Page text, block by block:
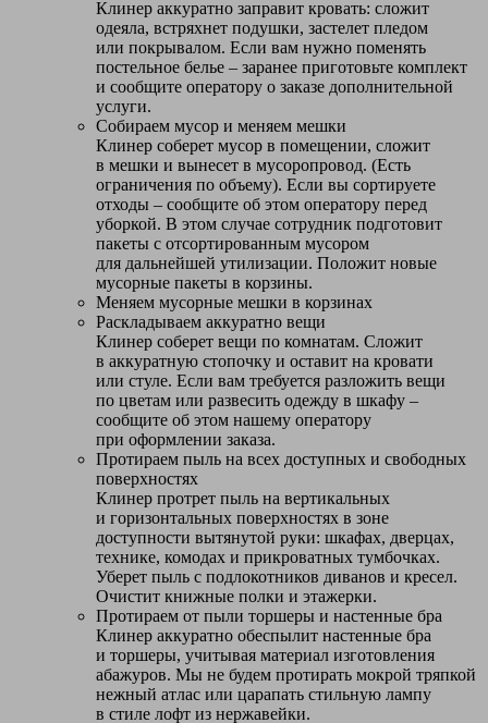
Клинер аккуратно заправит кровать: сложит
одеяла, встряхнет подушки, застелет пледом
или покрывалом. Если вам нужно поменять
постельное белье – заранее приготовьте комплект
и сообщите оператору о заказе дополнительной
услуги.
Собираем мусор и меняем мешки
Клинер соберет мусор в помещении, сложит
в мешки и вынесет в мусоропровод. (Есть
ограничения по объему). Если вы сортируете
отходы – сообщите об этом оператору перед
уборкой. В этом случае сотрудник подготовит
пакеты с отсортированным мусором
для дальнейшей утилизации. Положит новые
мусорные пакеты в корзины.
Меняем мусорные мешки в корзинах
Раскладываем аккуратно вещи
Клинер соберет вещи по комнатам. Сложит
в аккуратную стопочку и оставит на кровати
или стуле. Если вам требуется разложить вещи
по цветам или развесить одежду в шкафу –
сообщите об этом нашему оператору
при оформлении заказа.
Протираем пыль на всех доступных и свободных
поверхностях
Клинер протрет пыль на вертикальных
и горизонтальных поверхностях в зоне
доступности вытянутой руки: шкафах, дверцах,
технике, комодах и прикроватных тумбочках.
Уберет пыль с подлокотников диванов и кресел.
Очистит книжные полки и этажерки.
Протираем от пыли торшеры и настенные бра
Клинер аккуратно обеспылит настенные бра
и торшеры, учитывая материал изготовления
абажуров. Мы не будем протирать мокрой тряпкой
нежный атлас или царапать стильную лампу
в стиле лофт из нержавейки.